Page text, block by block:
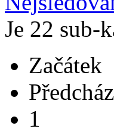
Je 22 sub-
Začátek
1